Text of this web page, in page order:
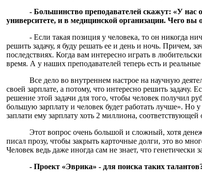
- Большинство преподавателей скажут: «У
университете, и в медицинской организации. Чего вы
- Если такая позиция у человека, то он никогда
решить задачу, я буду решать ее и день и ночь. Причем,
последствиях. Когда вам интересно играть в
время. А у наших преподавателей теперь есть и
Все дело во внутреннем настрое на научную
своей зарплате, а потому, что интересно решить задачу.
решение этой задачи для того, чтобы человек получил
большую зарплату и человек будет работать лучше». Но
заплати ему зарплату хоть 2 миллиона, соответствующей
Этот вопрос очень большой и сложный, хотя
писал прозу, чтобы закрыть карточные долги, это во
Человек ведь даже иногда сам не знает, что
- Проект «Эврика» - для поиска таких